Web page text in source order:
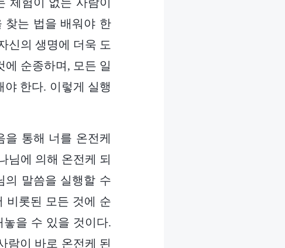
찾는 법을 배워야 한
신의 생명에 더욱 도
순종하며, 모든 일
한다. 이렇게 실행
통해 너를 온전케
님에 의해 온전케 되
의 말씀을 실행할 수
비롯된 모든 것에 순
을 수 있을 것이다.
람이 바로 온전케 된